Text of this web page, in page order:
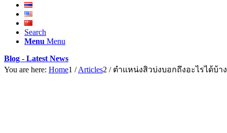
Search
Menu Menu
Blog - Latest News
You are here: Home1 / Articles2 / ตำแหน่งสิวบ่งบอกถึงอะไรได้บ้า